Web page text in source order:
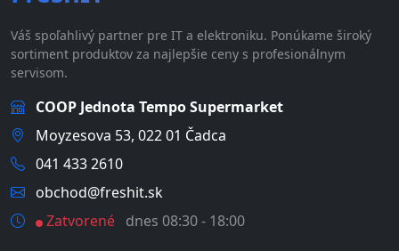
Váš spoľahlivý partner pre IT a elektroniku. Ponúkame široký
sortiment produktov za najlepšie ceny s profesionálnym
servisom.
COOP Jednota Tempo Supermarket
Moyzesova 53, 022 01 Čadca
041 433 2610
obchod@freshit.sk
Zatvorené dnes 08:30 - 18:00